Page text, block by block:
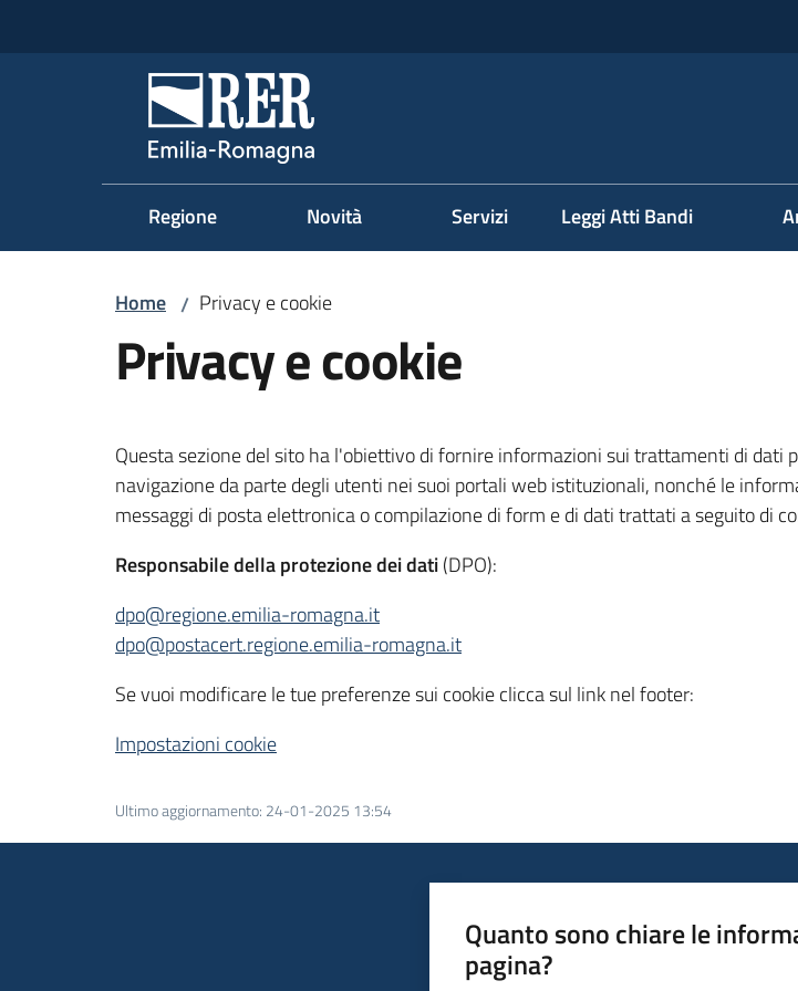
Regione Emilia-Romagna
Regione Novità Servizi Leggi Atti Bandi
Home / Privacy e cookie
Privacy e cookie
Questa sezione del sito ha l'obiettivo di fornire informazioni sui trattamenti di
navigazione da parte degli utenti nei suoi portali web istituzionali, nonché le
messaggi di posta elettronica o compilazione di form e di dati trattati a seguito di
Responsabile della protezione dei dati(DPO):
dpo@regione.emilia-romagna.it
dpo@postacert.regione.emilia-romagna.it
Se vuoi modificare le tue preferenze sui cookie clicca sul link nel footer:
Impostazioni cookie
Ultimo aggiornamento: 24-01-2025 13:54
Quanto sono chiare le
pagina?